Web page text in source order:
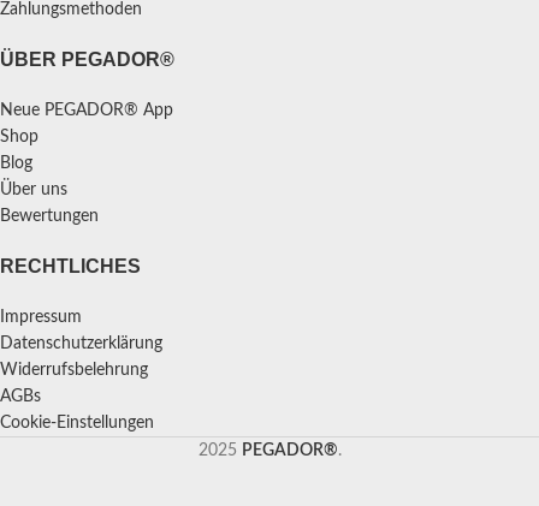
Zahlungsmethoden
ÜBER PEGADOR®
Neue PEGADOR® App
Shop
Blog
Über uns
Bewertungen
RECHTLICHES
Impressum
Datenschutzerklärung
Widerrufsbelehrung
AGBs
Cookie-Einstellungen
2025 PEGADOR®.